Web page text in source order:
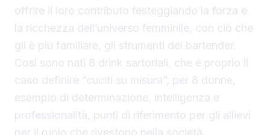
offrire il loro contributo festeggiando la forza e
la ricchezza dell’universo femminile, con ciò che
gli è più familiare, gli strumenti del bartender.
Così sono nati 8 drink sartoriali, che è proprio il
caso definire “cuciti su misura”, per 8 donne,
esempio di determinazione, intelligenza e
professionalità, punti di riferimento per gli allievi
per il ruolo che rivestono nella società.